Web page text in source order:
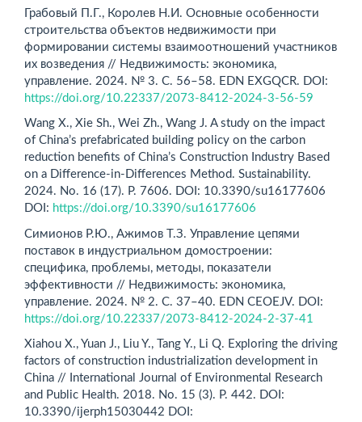
Грабовый П.Г., Королев Н.И. Основные особенности
строительства объектов недвижимости при
формировании системы взаимоотношений участников
их возведения // Недвижимость: экономика,
управление. 2024. № 3. С. 56–58. EDN EXGQCR. DOI:
https://doi.org/10.22337/2073-8412-2024-3-56-59
Wang X., Xie Sh., Wei Zh., Wang J. A study on the impact
of China’s prefabricated building policy on the carbon
reduction benefits of China’s Construction Industry Based
on a Difference-in-Differences Method. Sustainability.
2024. No. 16 (17). P. 7606. DOI: 10.3390/su16177606
DOI: https://doi.org/10.3390/su16177606
Симионов Р.Ю., Ажимов Т.З. Управление цепями
поставок в индустриальном домостроении:
специфика, проблемы, методы, показатели
эффективности // Недвижимость: экономика,
управление. 2024. № 2. С. 37–40. EDN CEOEJV. DOI:
https://doi.org/10.22337/2073-8412-2024-2-37-41
Xiahou X., Yuan J., Liu Y., Tang Y., Li Q. Exploring the driving
factors of construction industrialization development in
China // International Journal of Environmental Research
and Public Health. 2018. No. 15 (3). P. 442. DOI:
10.3390/ijerph15030442 DOI: